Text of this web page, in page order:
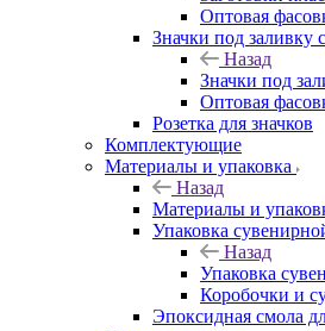
Оптовая
Значки под заливку
Назад
Значки под
Оптовая
Розетка для значков
Комплектующие
Материалы и упаковка
Назад
Материалы и
Упаковка
Назад
Упаковка
Коробочки и
Эпоксидная смола